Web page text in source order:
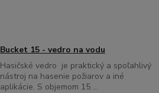
Bucket 15 - vedro na vodu
Hasičské vedro je praktický a spoľahlivý
nástroj na hasenie požiarov a iné
aplikácie. S objemom 15 ...